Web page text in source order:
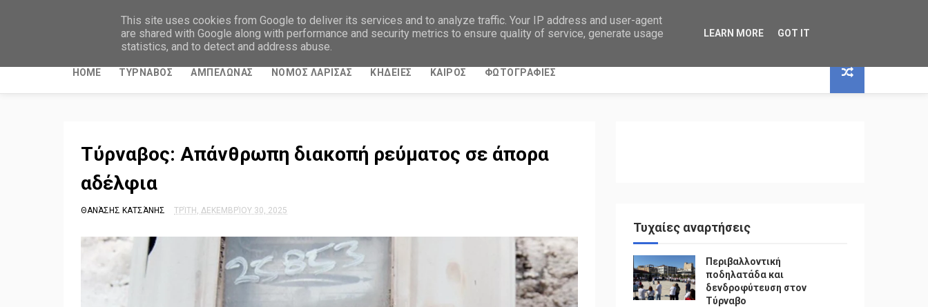
ΤΥΡΝΑΒΙΤΙΚΑ ΝΕΑ
HOME ΤΥΡΝΑΒΟΣ ΑΜΠΕΛΩΝΑΣ ΝΟΜΟΣ ΛΑΡΙΣΑΣ ΚΗΔΕΙΕΣ ΚΑΙΡΟΣ ΦΩΤΟΓΡΑΦΙΕΣ
Τύρναβος: Απάνθρωπη διακοπή ρεύματος σε άπορα
αδέλφια
ΘΑΝΆΣΗΣ ΚΑΤΣΆΝΗΣ ΤΡΊΤΗ, ΔΕΚΕΜΒΡΊΟΥ 30, 2025
Τυχαίες αναρτήσεις
Περιβαλλοντική
ποδηλατάδα και
δενδροφύτευση στον
Τύρναβο
This site uses cookies from Google to deliver its services and to analyze traffic. Your IP address and user-agent
are shared with Google along with performance and security metrics to ensure quality of service, generate usage
statistics, and to detect and address abuse.
LEARN MORE GOT IT